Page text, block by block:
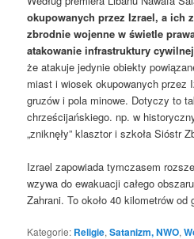
okupowanych przez Izrael, a ich
zbrodnie wojenne w świetle
atakowanie infrastruktury
że atakuje jedynie obiekty
miast i wiosek okupowanych przez
gruzów i pola minowe. Dotyczy to
chrześcijańskiego. np. w
„zniknęły” klasztor i szkoła Sióstr
Izrael zapowiada tymczasem
wzywa do ewakuacji całego
Zahrani. To około 40 kilometrów od
Kategorie: Religie,Satanizm, NWO,